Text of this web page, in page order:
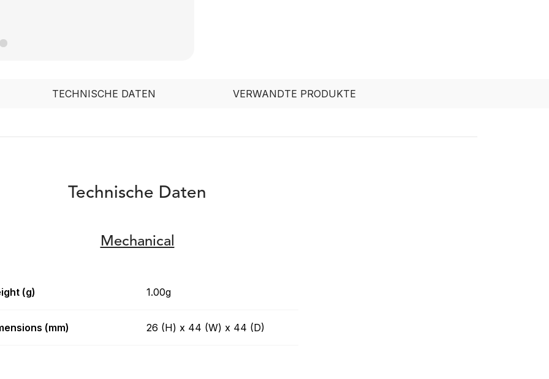
TECHNISCHE DATEN VERWANDTE PRODUKTE
Technische Daten
Mechanical
(g) 1.00g
(mm) 26 (H) x 44 (W) x 44 (D)